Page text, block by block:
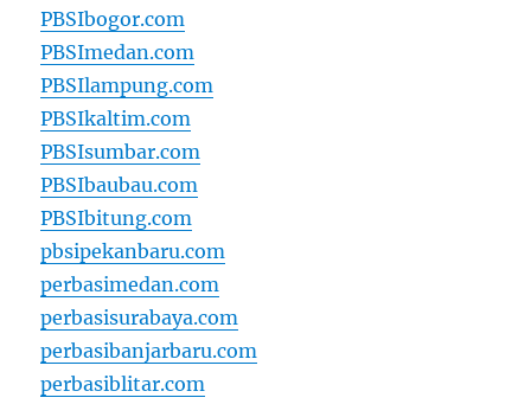
PBSIbogor.com
PBSImedan.com
PBSIlampung.com
PBSIkaltim.com
PBSIsumbar.com
PBSIbaubau.com
PBSIbitung.com
pbsipekanbaru.com
perbasimedan.com
perbasisurabaya.com
perbasibanjarbaru.com
perbasiblitar.com